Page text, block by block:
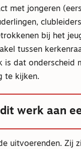
met jongeren
bij het
tussen
dat onderscheid
te kijken.
werk aan
uitvoerenden. Zij